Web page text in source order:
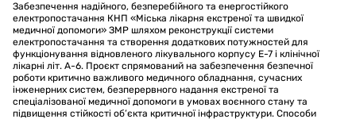
Забезпечення надійного, безперебійного та енергостійкого
електропостачання КНП «Міська лікарня екстреної та швидкої
медичної допомоги» ЗМР шляхом реконструкції системи
електропостачання та створення додаткових потужностей для
функціонування відновленого лікувального корпусу Е-7 і клінічної
лікарні літ. А-6. Проєкт спрямований на забезпечення безпечної
роботи критично важливого медичного обладнання, сучасних
інженерних систем, безперервного надання екстреної та
спеціалізованої медичної допомоги в умовах воєнного стану та
підвищення стійкості об’єкта критичної інфраструктури. Способи